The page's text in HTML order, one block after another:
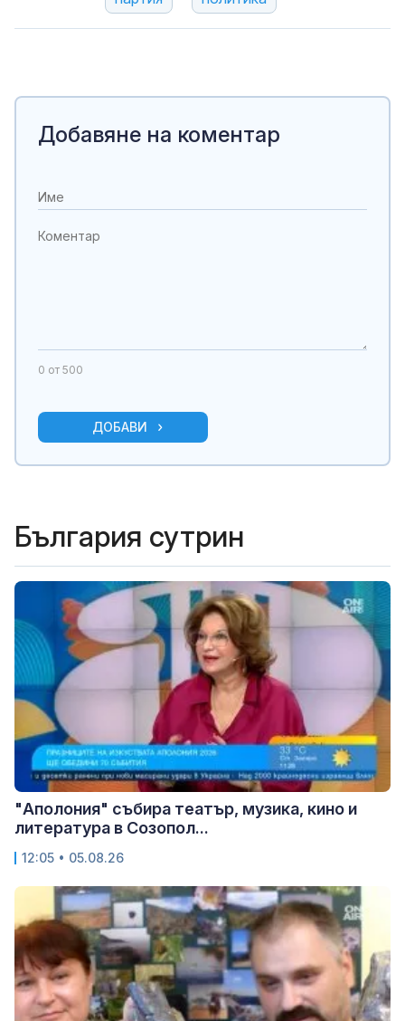
Добавяне на коментар
0 от 500
ДОБАВИ
България сутрин
"Аполония" събира театър, музика, кино и
литература в Созопол...
12:05 • 05.08.26